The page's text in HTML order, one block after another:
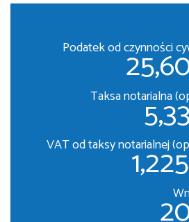
Podatek od czynności
Taksa notarialna
VAT od taksy notarialnej